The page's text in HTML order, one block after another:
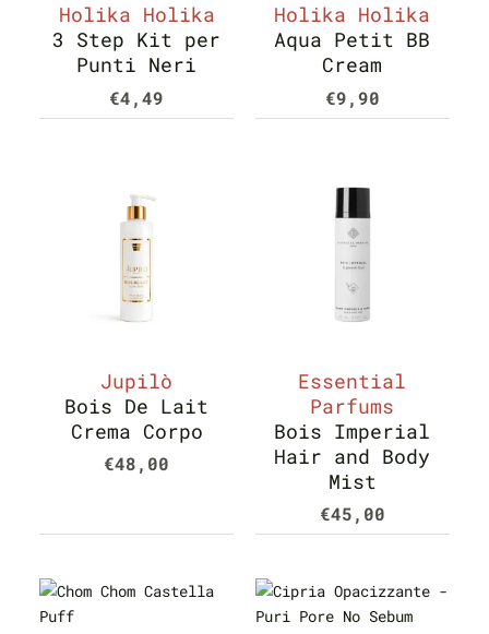
Holika Holika
3 Step Kit per
Punti Neri
€4,49
Holika Holika
Aqua Petit BB
Cream
€9,90
Jupilò
Bois De Lait
Crema Corpo
€48,00
Essential
Parfums
Bois Imperial
Hair and Body
Mist
€45,00